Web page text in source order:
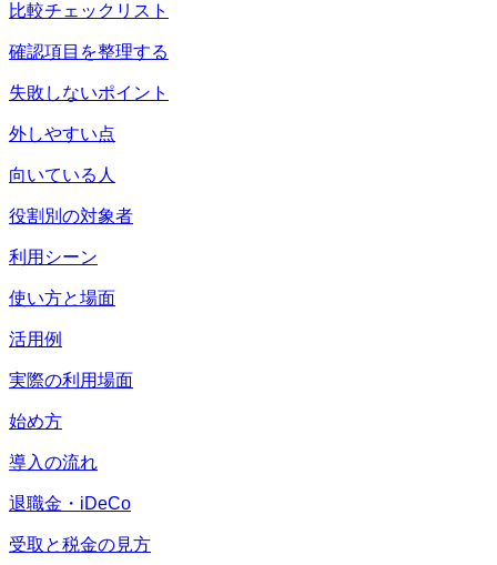
比較チェックリスト
確認項目を整理する
失敗しないポイント
外しやすい点
向いている人
役割別の対象者
利用シーン
使い方と場面
活用例
実際の利用場面
始め方
導入の流れ
退職金・iDeCo
受取と税金の見方